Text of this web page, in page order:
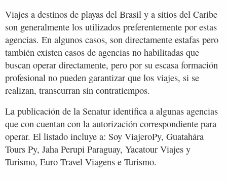
Viajes a destinos de playas del Brasil y a sitios del Caribe
son generalmente los utilizados preferentemente por estas
agencias. En algunos casos, son directamente estafas pero
también existen casos de agencias no habilitadas que
buscan operar directamente, pero por su escasa formación
profesional no pueden garantizar que los viajes, si se
realizan, transcurran sin contratiempos.
La publicación de la Senatur identifica a algunas agencias
que con cuentan con la autorización correspondiente para
operar. El listado incluye a: Soy ViajeroPy, Guatahára
Tours Py, Jaha Perupi Paraguay, Yacatour Viajes y
Turismo, Euro Travel Viagens e Turismo.